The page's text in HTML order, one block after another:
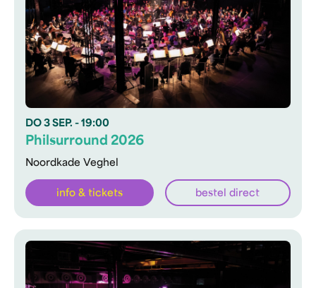
DO 3 SEP. - 19:00
Noordkade Veghel
Philsurround 2026
info & tickets bestel direct